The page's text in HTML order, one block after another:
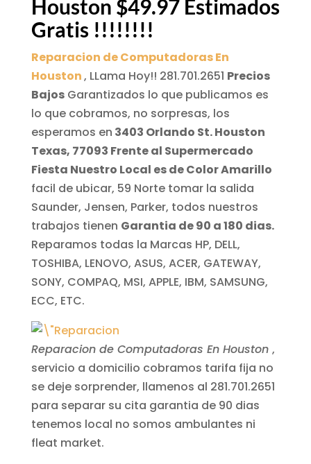
Houston $49.97 Estimados
Gratis !!!!!!!!
Reparacion de Computadoras En
Houston, LLama Hoy!! 281.701.2651 Precios
BajosGarantizados lo que publicamos es
lo que cobramos, no sorpresas, los
esperamos en 3403 Orlando St. Houston
Texas, 77093 Frente al Supermercado
Fiesta Nuestro Local es de Color Amarillo
facil de ubicar, 59 Norte tomar la salida
Saunder, Jensen, Parker, todos nuestros
trabajos tienen Garantia de 90 a 180 dias.
Reparamos todas la Marcas HP, DELL,
TOSHIBA, LENOVO, ASUS, ACER, GATEWAY,
SONY, COMPAQ, MSI, APPLE, IBM, SAMSUNG,
ECC, ETC.
Reparacion de Computadoras En Houston ,
servicio a domicilio cobramos tarifa fija no
se deje sorprender, llamenos al 281.701.2651
para separar su cita garantia de 90 dias
tenemos local no somos ambulantes ni
fleat market.